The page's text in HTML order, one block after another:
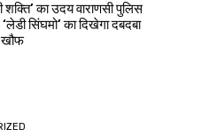
शक्ति’ का उदय वाराणसी पुलिस
सिंघमो’ का दिखेगा दबदबा
खौफ